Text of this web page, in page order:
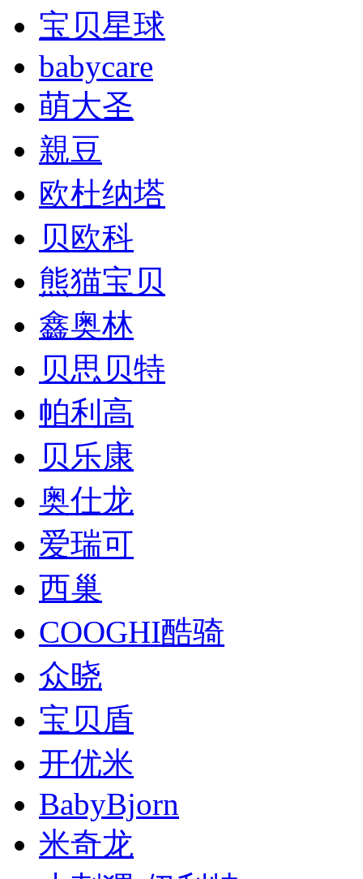
宝贝星球
babycare
萌大圣
親豆
欧杜纳塔
贝欧科
熊猫宝贝
鑫奥林
贝思贝特
帕利高
贝乐康
奥仕龙
爱瑞可
西巢
COOGHI酷骑
众晓
宝贝盾
开优米
BabyBjorn
米奇龙